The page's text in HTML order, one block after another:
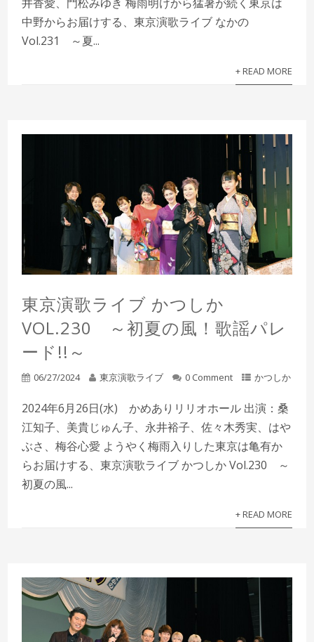
中野からお届けする、東京演歌ライブ なかの
Vol.231 ～夏...
+ READ MORE
東京演歌ライブ かつしか
VOL.230 ～初夏の風！歌謡パレ
ード!!～
06/27/2024 東京演歌ライブ 0 Comment かつしか
2024年6月26日(水) かめありリリオホール 出演：桑
江知子、美貴じゅん子、永井裕子、佐々木秀実、はや
ぶさ、梅谷心愛 ようやく梅雨入りした東京は亀有か
らお届けする、東京演歌ライブ かつしか Vol.230 ～
初夏の風...
+ READ MORE